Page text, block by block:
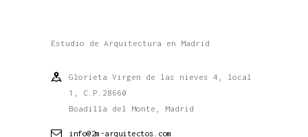
Estudio de Arquitectura en Madrid
Glorieta Virgen de las nieves 4, local
1, C.P.28660
Boadilla del Monte, Madrid
info@2m-arquitectos.com